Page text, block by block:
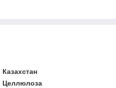
Казахстан
Целлюлоза